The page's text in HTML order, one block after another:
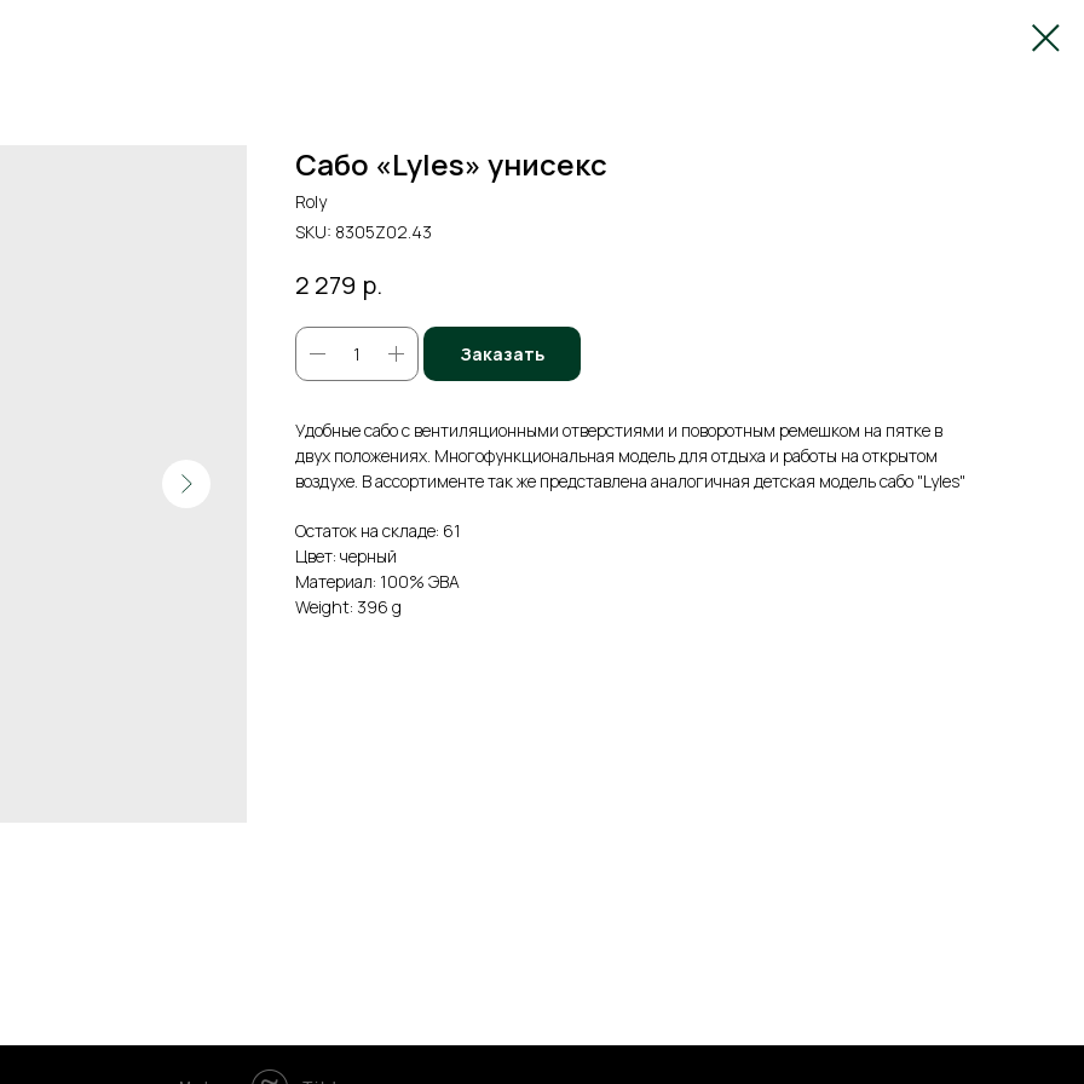
Сабо «Lyles» унисекс
Roly
SKU: 8305Z02.43
2 279 р.
Заказать
Удобные сабо с вентиляционными отверстиями и поворотным ремешком на пятке в
двух положениях. Многофункциональная модель для отдыха и работы на открытом
воздухе. В ассортименте так же представлена аналогичная детская модель сабо "Lyles"
Остаток на складе: 61
Цвет: черный
Материал: 100% ЭВА
Weight: 396 g